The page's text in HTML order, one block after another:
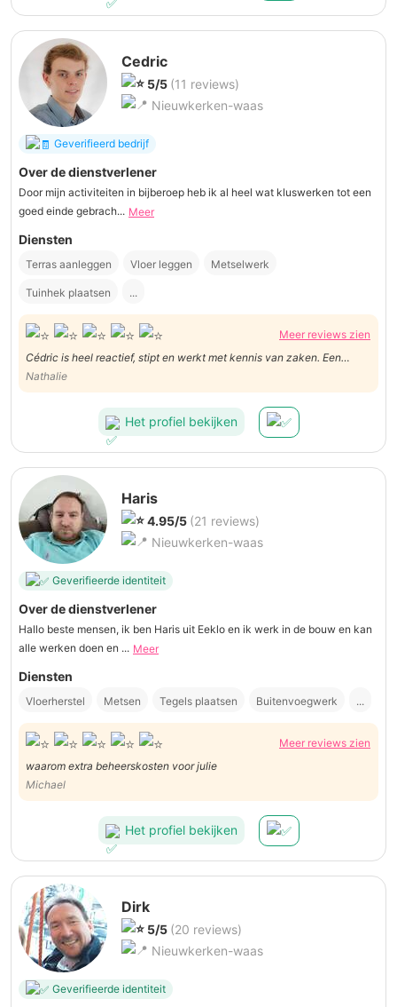
Cedric
5/5 (11 reviews)
Nieuwkerken-waas
Geverifieerd bedrijf
Over de dienstverlener
Door mijn activiteiten in bijberoep heb ik al heel wat kluswerken tot een
goed einde gebrach... Meer
Diensten
Terras aanleggen Vloer leggen Metselwerk
Tuinhek plaatsen ...
Meer reviews zien
Cédric is heel reactief, stipt en werkt met kennis van zaken. Een
aanrader!
Nathalie
Het profiel bekijken
Haris
4.95/5 (21 reviews)
Nieuwkerken-waas
Geverifieerde identiteit
Over de dienstverlener
Hallo beste mensen, ik ben Haris uit Eeklo en ik werk in de bouw en kan
alle werken doen en ... Meer
Diensten
Vloerherstel Metsen Tegels plaatsen Buitenvoegwerk ...
Meer reviews zien
waarom extra beheerskosten voor julie
Michael
Het profiel bekijken
Dirk
5/5 (20 reviews)
Nieuwkerken-waas
Geverifieerde identiteit